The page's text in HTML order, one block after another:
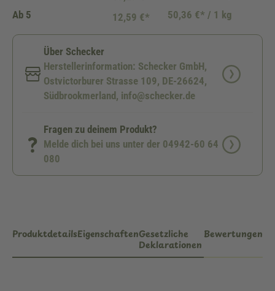
Ab 5 12,59 €* 50,36 €* / 1 kg
Über Schecker
Herstellerinformation: Schecker GmbH,
Ostvictorburer Strasse 109, DE-26624,
Südbrookmerland, info@schecker.de
Fragen zu deinem Produkt?
Melde dich bei uns unter der 04942-60 64
080
ProduktdetailsEigenschaftenGesetzliche
Deklarationen
Bewertungen